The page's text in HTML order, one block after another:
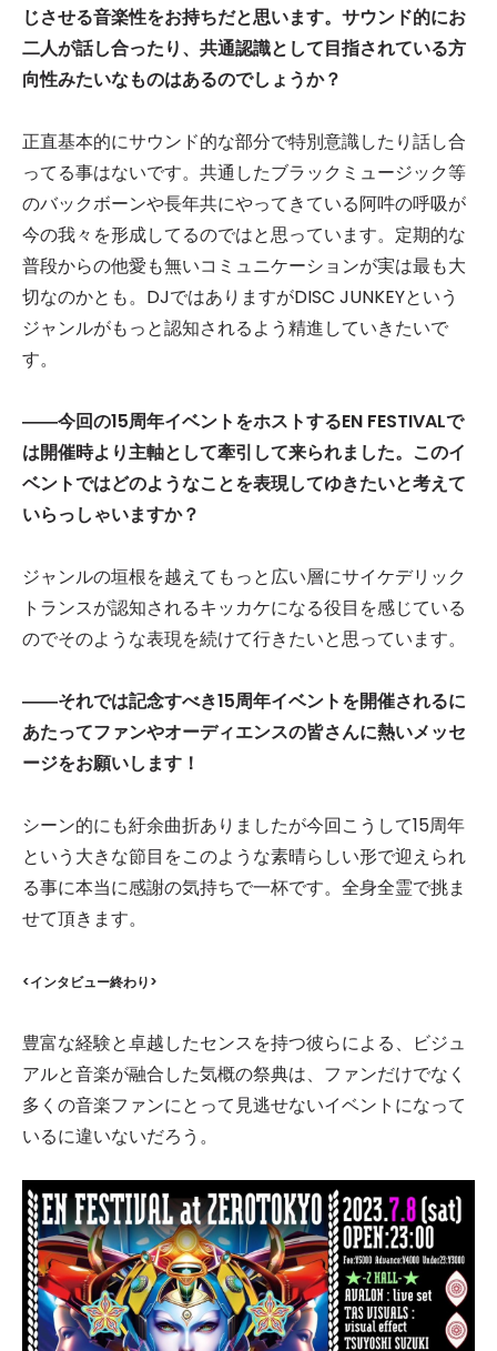
じさせる音楽性をお持ちだと思います。サウンド的にお
二人が話し合ったり、共通認識として目指されている方
向性みたいなものはあるのでしょうか？
正直基本的にサウンド的な部分で特別意識したり話し合
ってる事はないです。共通したブラックミュージック等
のバックボーンや長年共にやってきている阿吽の呼吸が
今の我々を形成してるのではと思っています。定期的な
普段からの他愛も無いコミュニケーションが実は最も大
切なのかとも。DJではありますがDISC JUNKEYという
ジャンルがもっと認知されるよう精進していきたいで
す。
――今回の15周年イベントをホストするEN FESTIVALで
は開催時より主軸として牽引して来られました。このイ
ベントではどのようなことを表現してゆきたいと考えて
いらっしゃいますか？
ジャンルの垣根を越えてもっと広い層にサイケデリック
トランスが認知されるキッカケになる役目を感じている
のでそのような表現を続けて行きたいと思っています。
――それでは記念すべき15周年イベントを開催されるに
あたってファンやオーディエンスの皆さんに熱いメッセ
ージをお願いします！
シーン的にも紆余曲折ありましたが今回こうして15周年
という大きな節目をこのような素晴らしい形で迎えられ
る事に本当に感謝の気持ちで一杯です。全身全霊で挑ま
せて頂きます。
<インタビュー終わり>
豊富な経験と卓越したセンスを持つ彼らによる、ビジュ
アルと音楽が融合した気概の祭典は、ファンだけでなく
多くの音楽ファンにとって見逃せないイベントになって
いるに違いないだろう。